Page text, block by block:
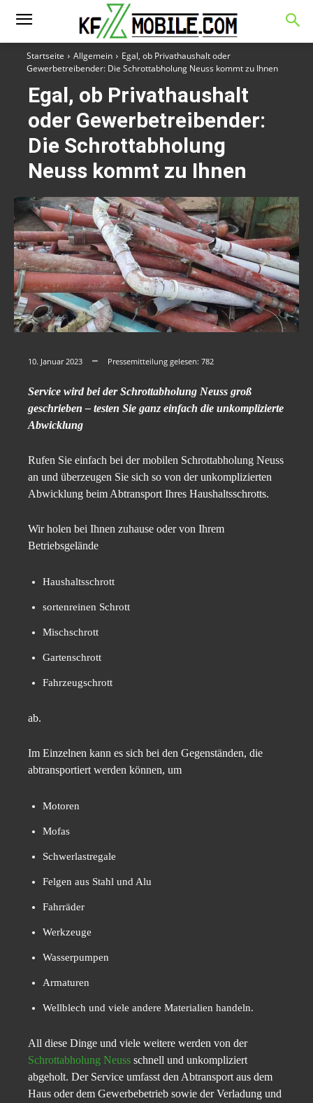
Startseite Allgemein
Egal, ob Privathaushalt oder
Gewerbetreibender: Die Schrottabholung Neuss kommt zu Ihnen
Egal, ob Privathaushalt
oder Gewerbetreibender:
Die Schrottabholung
Neuss kommt zu Ihnen
10. Januar 2023 Pressemitteilung gelesen: 782
Service wird bei der Schrottabholung Neuss groß
geschrieben – testen Sie ganz einfach die unkomplizierte
Abwicklung
Rufen Sie einfach bei der mobilen Schrottabholung Neuss
an und überzeugen Sie sich so von der unkomplizierten
Abwicklung beim Abtransport Ihres Haushaltsschrotts.
Wir holen bei Ihnen zuhause oder von Ihrem
Betriebsgelände
Haushaltsschrott
sortenreinen Schrott
Mischschrott
Gartenschrott
Fahrzeugschrott
ab.
Im Einzelnen kann es sich bei den Gegenständen, die
abtransportiert werden können, um
Motoren
Mofas
Schwerlastregale
Felgen aus Stahl und Alu
Fahrräder
Werkzeuge
Wasserpumpen
Armaturen
Wellblech und viele andere Materialien handeln.
All diese Dinge und viele weitere werden von der
Schrottabholung Neuss schnell und unkompliziert
abgeholt. Der Service umfasst den Abtransport aus dem
Haus oder dem Gewerbebetrieb sowie der Verladung und